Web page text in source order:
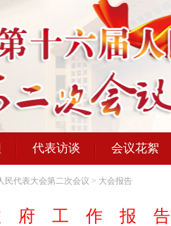
代表访谈 会议花絮
民代表大会第二次会议 > 大会报告
府 工 作 报 告